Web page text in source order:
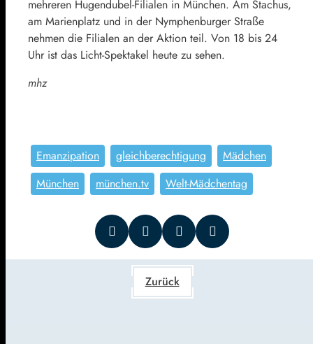
mehreren Hugendubel-Filialen in München. Am Stachus,
am Marienplatz und in der Nymphenburger Straße
nehmen die Filialen an der Aktion teil. Von 18 bis 24
Uhr ist das Licht-Spektakel heute zu sehen.
mhz
Emanzipation gleichberechtigung
Mädchen
München
münchen.tv Welt-Mädchentag
Zurück